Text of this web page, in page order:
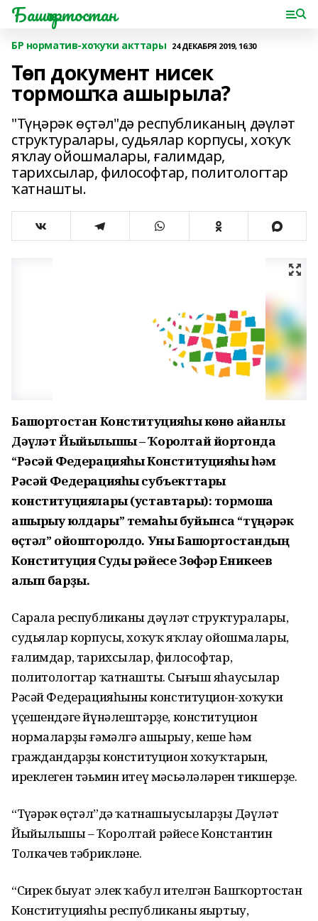
Башҡортостан
БР норматив-хоҡуҡи акттары 24 ДЕКАБРЯ 2019, 16:30
Төп документ нисек
тормошҡа ашырыла?
"Түңәрәк өҫтәл"дә республиканың дәүләт
структуралары, судьялар корпусы, хоҡуҡ
яҡлау ойошмалары, ғалимдар,
тарихсылар, философтар, политологтар
ҡатнашты.
Башҡортостан Конституцияһы көнө айҡанлы
Дәүләт Йыйылышы – Ҡо­ролтай йортонда
“Рәсәй Федерацияһы Конс­титуцияһы һәм
Рәсәй Федерацияһы субъект­тары
конституциялары (уставтары): тормошҡа
ашырыу юлдары” темаһы буйынса “түңәрәк
өҫтәл” ойошторолдо. Уны Башҡортостандың
Конституция Суды рәйесе Зөфәр Еникеев
алып барҙы.
Сарала республиканың дәүләт структуралары,
судьялар корпусы, хоҡуҡ яҡлау ойошмалары,
ғалимдар, тарихсылар, философтар,
политологтар ҡатнашты. Сығыш яһаусылар
Рәсәй Федерация­һының конституцион-хоҡуҡи
үҫешендәге йүнәлештәрҙе, конституцион
нормаларҙы ғәмәлгә ашырыу, кеше һәм
граждандарҙың конституцион хоҡуҡтарын,
иреклеген тәьмин итеү мәсьәләләрен тикше­рҙе.
“Түңәрәк өҫтәл”дә ҡатнашыусыларҙы Дәүләт
Йыйылышы – Ҡоролтай рәйесе Константин
Толкачев тәбрикләне.
“Сирек быуат элек ҡабул ителгән Башҡортостан
Конституцияһы республиканы яңыртыу,